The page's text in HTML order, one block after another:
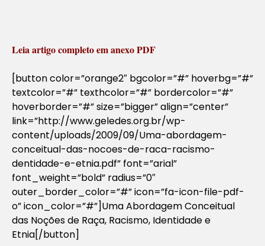
Leia artigo completo em anexo PDF
[button color=”orange2″ bgcolor=”#” hoverbg=”#”
textcolor=”#” texthcolor=”#” bordercolor=”#”
hoverborder=”#” size=”bigger” align=”center”
link=”http://www.geledes.org.br/wp-
content/uploads/2009/09/Uma-abordagem-
conceitual-das-nocoes-de-raca-racismo-
dentidade-e-etnia.pdf” font=”arial”
font_weight=”bold” radius=”0″
outer_border_color=”#” icon=”fa-icon-file-pdf-
o” icon_color=”#”]Uma Abordagem Conceitual
das Noções de Raça, Racismo, Identidade e
Etnia[/button]